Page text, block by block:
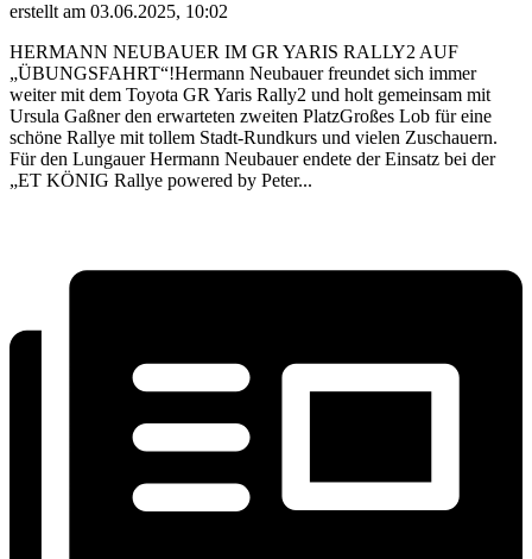
erstellt am 03.06.2025, 10:02
HERMANN NEUBAUER IM GR YARIS RALLY2 AUF
„ÜBUNGSFAHRT“!Hermann Neubauer freundet sich immer
weiter mit dem Toyota GR Yaris Rally2 und holt gemeinsam mit
Ursula Gaßner den erwarteten zweiten PlatzGroßes Lob für eine
schöne Rallye mit tollem Stadt-Rundkurs und vielen Zuschauern.
Für den Lungauer Hermann Neubauer endete der Einsatz bei der
„ET KÖNIG Rallye powered by Peter...